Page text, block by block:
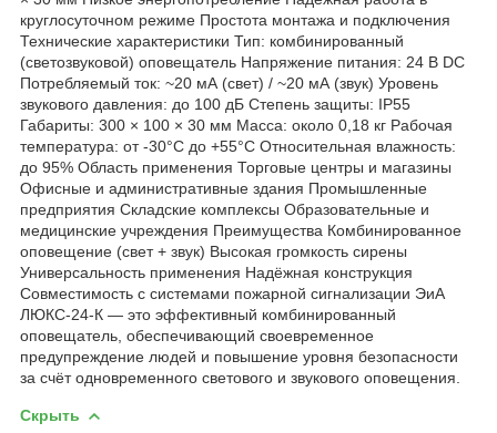
круглосуточном режиме Простота монтажа и подключения
Технические характеристики Тип: комбинированный
(светозвуковой) оповещатель Напряжение питания: 24 В DC
Потребляемый ток: ~20 мА (свет) / ~20 мА (звук) Уровень
звукового давления: до 100 дБ Степень защиты: IP55
Габариты: 300 × 100 × 30 мм Масса: около 0,18 кг Рабочая
температура: от -30°C до +55°C Относительная влажность:
до 95% Область применения Торговые центры и магазины
Офисные и административные здания Промышленные
предприятия Складские комплексы Образовательные и
медицинские учреждения Преимущества Комбинированное
оповещение (свет + звук) Высокая громкость сирены
Универсальность применения Надёжная конструкция
Совместимость с системами пожарной сигнализации ЭиА
ЛЮКС-24-К — это эффективный комбинированный
оповещатель, обеспечивающий своевременное
предупреждение людей и повышение уровня безопасности
за счёт одновременного светового и звукового оповещения.
Скрыть